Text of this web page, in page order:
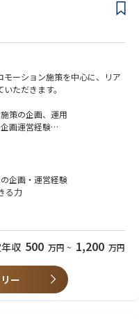
な出資元からの資金調達を継続
ティ資金を確保しています。
クトファイナンスを実行した
ァンドを組成し運営していま
億円と突破し、再エネ業界
集めています。
NASDAQ上場を視野に入れた
でいます。
治安田生命、TOPPANエッ
伊予銀行、三十三銀行、みらい
他
業界課題を解決する、スケール
能です。
よび推進
プロジェクトマネジメント業
Sass
ZenHub
界に携わっていた方
理解し、両観点で提供価値を検
に前向きであり、そこから得た
うな仕事がしたい方
ーション施策を中心に、リア
ただきます。
策の企画、運用
画運営経験
・運営
ローバルターゲットの新規オ
と有力IPの両軸で技術力・運
を継続的に創出し、収益性と成
ォリオを構築しながらグローバ
企画・運営経験
る力
画・運営経験
ことに本気で取り組んでくれる
収 500 万円 ~ 1,200 万円
ー